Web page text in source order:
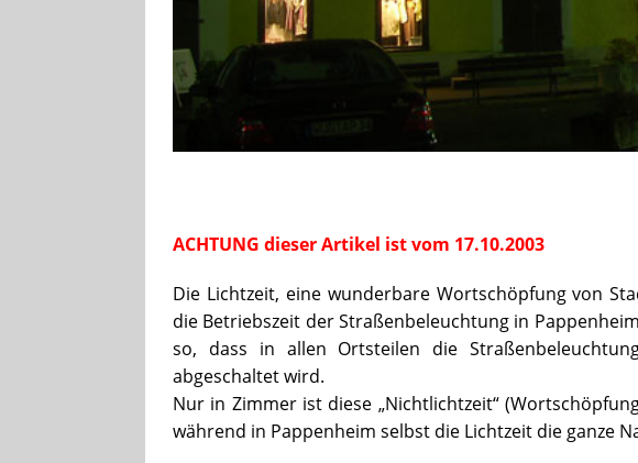
ACHTUNG dieser Artikel ist vom 17.10.2003
Die Lichtzeit, eine wunderbare Wortschöpfung von
die Betriebszeit der Straßenbeleuchtung in
so, dass in allen Ortsteilen die
abgeschaltet wird.
Nur in Zimmer ist diese „Nichtlichtzeit“
während in Pappenheim selbst die Lichtzeit die ganze